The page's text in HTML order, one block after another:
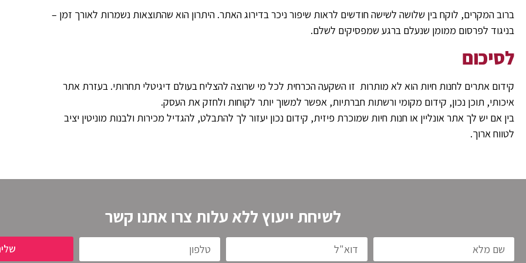
ברוב המקרים, לוקח בין שלושה לשישה חודשים לראות שיפור ניכר בדירוג האתר. היתרון הוא שהתוצאות נשמרות לאורך זמן –
בניגוד לפרסום ממומן שנעלם ברגע שמפסיקים לשלם.
לסיכום
קידום אתרים לחנות חיות הוא לא מותרות זו השקעה הכרחית לכל מי שרוצה להצליח בעולם דיגיטלי תחרותי. בעזרת אתר
איכותי, תוכן נכון, קידום מקומי ורשתות חברתיות, אפשר למשוך יותר לקוחות ולחזק את העסק.
בין אם יש לך אתר אונליין או חנות חיות שמוכרת פיזית, קידום נכון יעזור לך להתבלט, להגדיל מכירות ולבנות מוניטין יציב
לטווח ארוך.
לשיחת ייעוץ ללא עלות צרו אתנו קשר